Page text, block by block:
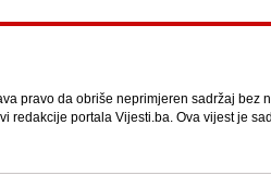
pravo da obriše neprimjeren sadržaj bez
redakcije portala Vijesti.ba. Ova vijest je